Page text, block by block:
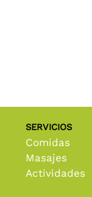
SERVICIOS
Comidas
Masajes
Actividades